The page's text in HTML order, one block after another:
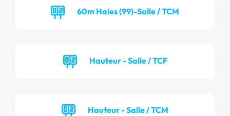
60m Haies (99)-Salle / TCM
Hauteur - Salle / TCF
Hauteur - Salle / TCM